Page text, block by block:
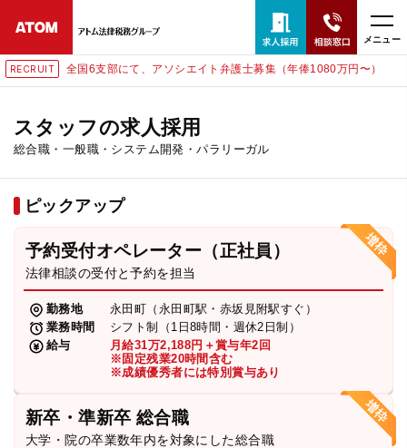
メニュー
全国6支部にて、アソシエイト弁護士募集（年俸1080万円〜） RECRUIT
スタッフの求人採用
総合職・一般職・システム開発・パラリーガル
ピックアップ
予約受付オペレーター（正社員）
法律相談の受付と予約を担当
勤務地
永田町（永田町駅・赤坂見附駅すぐ）
業務時間
シフト制（1日8時間・週休2日制）
給与
月給31万2,188円＋賞与年2回
※固定残業20時間含む
※成績優秀者には特別賞与あり
新卒・準新卒 総合職
大学・院の卒業数年内を対象にした総合職
24時間365日全国対応
無料相談窓口はこちら
ホーム
取扱分野
解決実績
弁護士・税理士